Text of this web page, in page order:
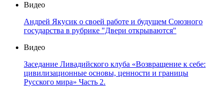
Видео
Андрей Якусик о своей работе и будущем Союзного
государства в рубрике "Двери открываются"
Видео
Заседание Ливадийского клуба «Возвращение к себе:
цивилизационные основы, ценности и границы
Русского мира» Часть 2.